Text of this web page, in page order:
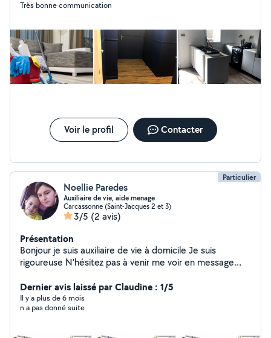
Très bonne communication
Voir le profil Contacter
Particulier
Noellie Paredes
Auxiliaire de vie, aide menage
Carcassonne (Saint-Jacques 2 et 3)
3/5 (2 avis)
Présentation
Bonjour je suis auxiliaire de vie à domicile Je suis
rigoureuse N'hésitez pas à venir me voir en message
Dernier avis laissé par Claudine : 1/5
Il y a plus de 6 mois
n a pas donné suite